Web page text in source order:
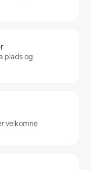
plads og
velkomne